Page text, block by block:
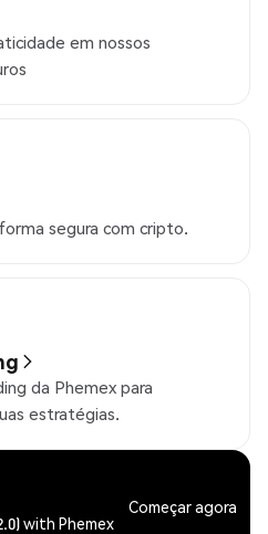
em nossos
segura com cripto.
da Phemex para
estratégias.
with Phemex
Começar agora